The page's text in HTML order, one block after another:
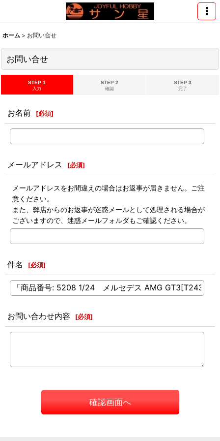
ホーム > お問い合せ
お問い合せ
STEP 1
入力
STEP 2
確認
STEP 3
完了
お名前 [必須]
メールアドレス [必須]
メールアドレスをお間違えの場合はお返事が届きません。ご注
意ください。
また、弊店からのお返事が迷惑メールとして処理される場合が
ございますので、迷惑メールフォルダもご確認ください。
件名 [必須]
お問い合わせ内容 [必須]
確認画面へ